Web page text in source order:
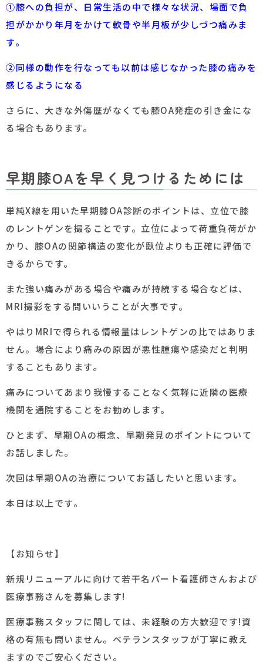
①膝への負担が、日常生活の中で様々な状況、場面で負
担がかかり年月をかけて軟骨や半月板が少しづつ痛みま
す。
②同様の動作を行なっても以前は感じなかった膝の痛みを
感じるようになる
さらに、大きな外傷歴がなくても膝OA発症の引き金にな
る場合もあります。
早期膝OAを早く見つけるためには
単純X線を用いた早期膝OA診断のポイントは、立位で膝
のレントゲンを撮ることです。立位によって荷重負荷がか
かり、膝OAの関節構造の変化が臥位よりも正確に評価で
きるからです。
また強い痛みがある場合や痛みが持続する場合などは、
MRI撮影をする問いいうことが大事です。
やはりMRIで得られる情報量はレントゲンの比ではありま
せん。場合により痛みの原因が悪性腫瘍や感染だと判明
することもあります。
痛みについてあまり我慢することなく気軽に近隣の医療
機関を通院することをお勧めします。
ひとまず、早期OAの概念、早期発見のポイントについて
お話しました。
次回は早期OAの治療についてお話したいと思います。
本日は以上です。
【お知らせ】
新規リニューアルに向けて若干名パート看護師さんおよび
医療事務さんを募集します!
医療事務スタッフに関しては、未経験の方大歓迎です!資
格の有無も問いません。ベテランスタッフが丁寧に教え
ますのでご安心ください。